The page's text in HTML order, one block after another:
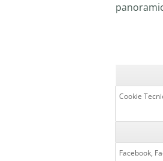
Cookie
Facebook,